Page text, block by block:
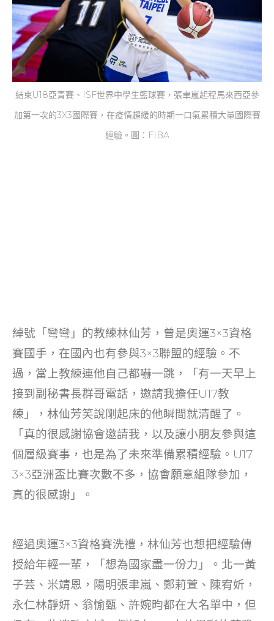
結束U18亞青賽、ISF世界中學生籃球賽，張聿嵐起程馬來西亞參
加第一次的3X3國際賽，在疫情趨緩的時期一口氣累積大量國際賽
經驗。圖：FIBA
綽號「彎彎」的教練林仙芳，曾是奧運3×3資格
賽國手，在國內也有參與3×3聯盟的經驗。不
過，當上教練連他自己都嚇一跳，「有一天早上
接到副秘書長群哥電話，邀請我擔任U17教
練」，林仙芳笑說剛起床的他瞬間就清醒了。
「真的很感謝協會邀請我，以及讓小朋友參與這
個層級賽事，也是為了未來準備累積經驗。U17
3×3亞洲盃比賽次數不多，協會願意組隊參加，
真的很感謝」。
經過奧運3×3資格賽洗禮，林仙芳也想把經驗傳
授給年輕一輩，「想為國家盡一份力」。北一黃
子芸、米靖恩，陽明張聿嵐、鄭莉萱、陳宥妡，
永仁林靜妍、翁愉甄、許婉昀都在大名單中，但